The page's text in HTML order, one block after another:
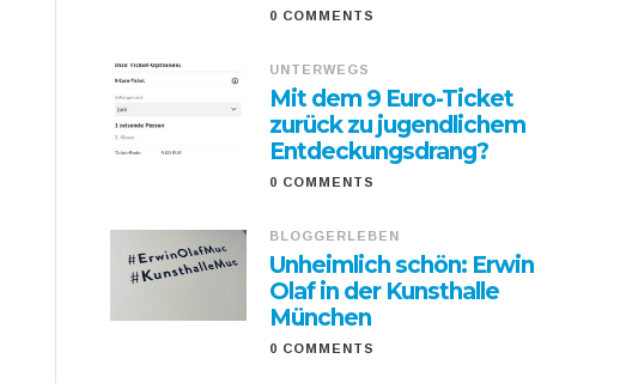
0 COMMENTS
UNTERWEGS
Mit dem 9 Euro-Ticket
zurück zu jugendlichem
Entdeckungsdrang?
0 COMMENTS
BLOGGERLEBEN
Unheimlich schön: Erwin
Olaf in der Kunsthalle
München
0 COMMENTS